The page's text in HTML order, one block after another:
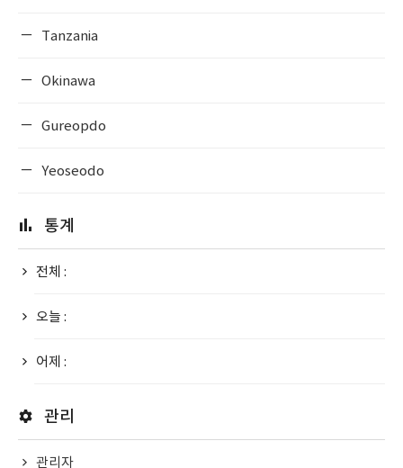
Tanzania
Okinawa
Gureopdo
Yeoseodo
통계
전체 :
오늘 :
어제 :
관리
관리자